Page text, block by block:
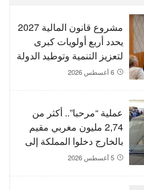
مشروع قانون المالية 2027
يحدد أربع أولويات كبرى
لتعزيز التنمية وتوطيد الدولة
الاجتماعية
6 أغسطس 2026
عملية “مرحبا”.. أكثر من
2,74 مليون مغربي مقيم
بالخارج دخلوا المملكة إلى
غاية 3 غشت
5 أغسطس 2026